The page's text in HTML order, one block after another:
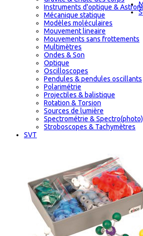
Instruments d'optique &
Mécanique statique
Modèles moléculaires
Mouvement lineaire
Mouvements sans frottements
Multimètres
Ondes & Son
Optique
Oscilloscopes
Pendules & pendules oscillants
Polarimétrie
Projectiles & balistique
Rotation & Torsion
Sources de lumière
Spectrométrie &
Stroboscopes & Tachymètres
SVT